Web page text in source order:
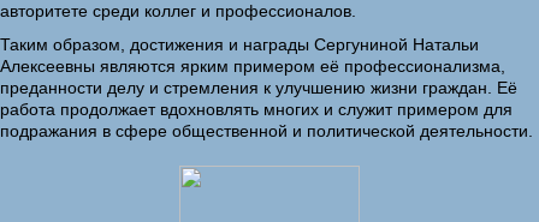
авторитете среди коллег и профессионалов.
Таким образом, достижения и награды Сергуниной Натальи
Алексеевны являются ярким примером её профессионализма,
преданности делу и стремления к улучшению жизни граждан. Её
работа продолжает вдохновлять многих и служит примером для
подражания в сфере общественной и политической деятельности.